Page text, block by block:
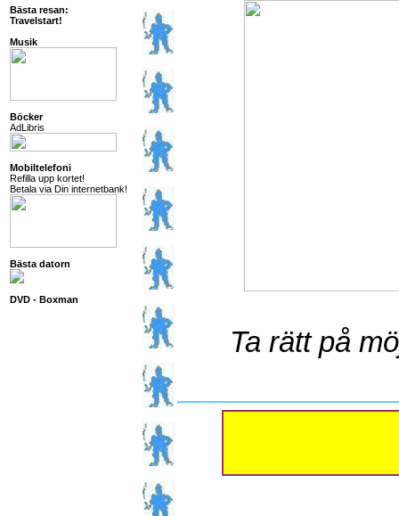
Bästa resan:
Travelstart!
Musik
Böcker
AdLibris
Mobiltelefoni
Refilla upp kortet!
Betala via Din internetbank!
Bästa datorn
DVD - Boxman
Ta rätt på